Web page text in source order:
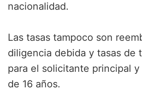
nacionalidad.
Las tasas tampoco son
diligencia debida y tasas de
para el solicitante principal
de 16 años.